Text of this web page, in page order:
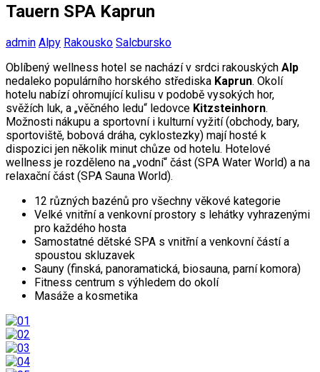
Tauern SPA Kaprun
admin Alpy Rakousko Salcbursko
Oblíbený wellness hotel se nachází v srdci rakouských Alp
nedaleko populárního horského střediska Kaprun. Okolí
hotelu nabízí ohromující kulisu v podobě vysokých hor,
svěžích luk, a „věčného ledu“ ledovce Kitzsteinhorn.
Možnosti nákupu a sportovní i kulturní vyžití (obchody, bary,
sportoviště, bobová dráha, cyklostezky) mají hosté k
dispozici jen několik minut chůze od hotelu. Hotelové
wellness je rozděleno na „vodní“ část (SPA Water World) a na
relaxační část (SPA Sauna World).
12 různých bazénů pro všechny věkové kategorie
Velké vnitřní a venkovní prostory s lehátky vyhrazenými
pro každého hosta
Samostatné dětské SPA s vnitřní a venkovní částí a
spoustou skluzavek
Sauny (finská, panoramatická, biosauna, parní komora)
Fitness centrum s výhledem do okolí
Masáže a kosmetika